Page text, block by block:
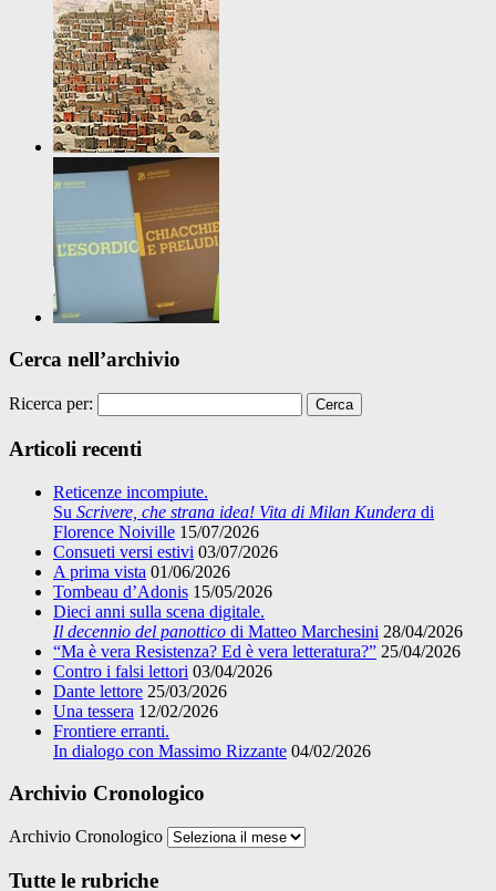
Cerca nell’archivio
Ricerca per:
Articoli recenti
Reticenze incompiute.
Su Scrivere, che strana idea! Vita di Milan Kundera di
Florence Noiville 15/07/2026
Consueti versi estivi 03/07/2026
A prima vista 01/06/2026
Tombeau d’Adonis 15/05/2026
Dieci anni sulla scena digitale.
Il decennio del panottico di Matteo Marchesini 28/04/2026
“Ma è vera Resistenza? Ed è vera letteratura?” 25/04/2026
Contro i falsi lettori 03/04/2026
Dante lettore 25/03/2026
Una tessera 12/02/2026
Frontiere erranti.
In dialogo con Massimo Rizzante 04/02/2026
Archivio Cronologico
Archivio Cronologico
Tutte le rubriche